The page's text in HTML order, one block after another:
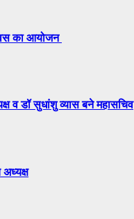
का आयोजन
व डॉ सुधांशु व्यास बने महासचिव
अध्यक्ष